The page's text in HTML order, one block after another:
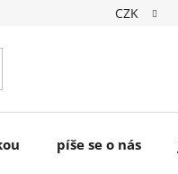
CZK
píše se o nás